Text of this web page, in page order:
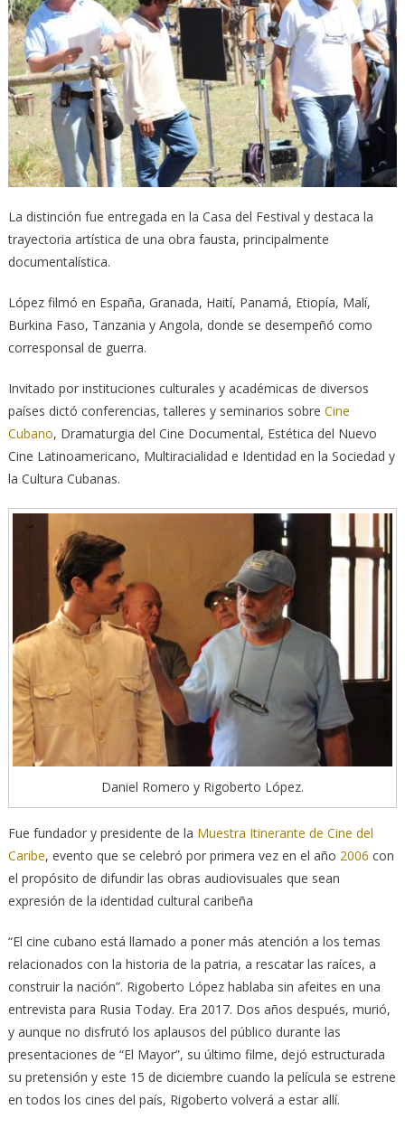
La distinción fue entregada en la Casa del Festival y destaca la
trayectoria artística de una obra fausta, principalmente
documentalística.
López filmó en España, Granada, Haití, Panamá, Etiopía, Malí,
Burkina Faso, Tanzania y Angola, donde se desempeñó como
corresponsal de guerra.
Invitado por instituciones culturales y académicas de diversos
países dictó conferencias, talleres y seminarios sobre Cine
Cubano, Dramaturgia del Cine Documental, Estética del Nuevo
Cine Latinoamericano, Multiracialidad e Identidad en la Sociedad y
la Cultura Cubanas.
Daniel Romero y Rigoberto López.
Fue fundador y presidente de la Muestra Itinerante de Cine del
Caribe, evento que se celebró por primera vez en el año 2006 con
el propósito de difundir las obras audiovisuales que sean
expresión de la identidad cultural caribeña
“El cine cubano está llamado a poner más atención a los temas
relacionados con la historia de la patria, a rescatar las raíces, a
construir la nación”. Rigoberto López hablaba sin afeites en una
entrevista para Rusia Today. Era 2017. Dos años después, murió,
y aunque no disfrutó los aplausos del público durante las
presentaciones de “El Mayor”, su último filme, dejó estructurada
su pretensión y este 15 de diciembre cuando la película se estrene
en todos los cines del país, Rigoberto volverá a estar allí.